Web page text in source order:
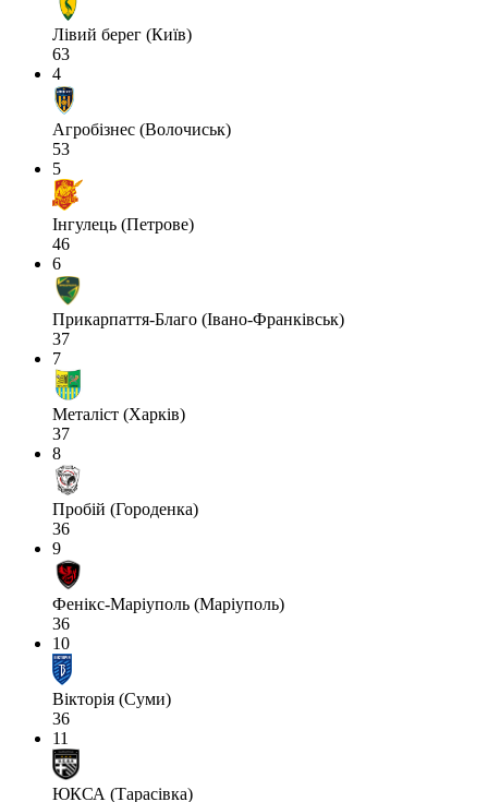
Лівий берег (Київ)
63
4
Агробізнес (Волочиськ)
53
5
Інгулець (Петрове)
46
6
Прикарпаття-Благо (Івано-Франківськ)
37
7
Металіст (Харків)
37
8
Пробій (Городенка)
36
9
Фенікс-Маріуполь (Маріуполь)
36
10
Вікторія (Суми)
36
11
ЮКСА (Тарасівка)